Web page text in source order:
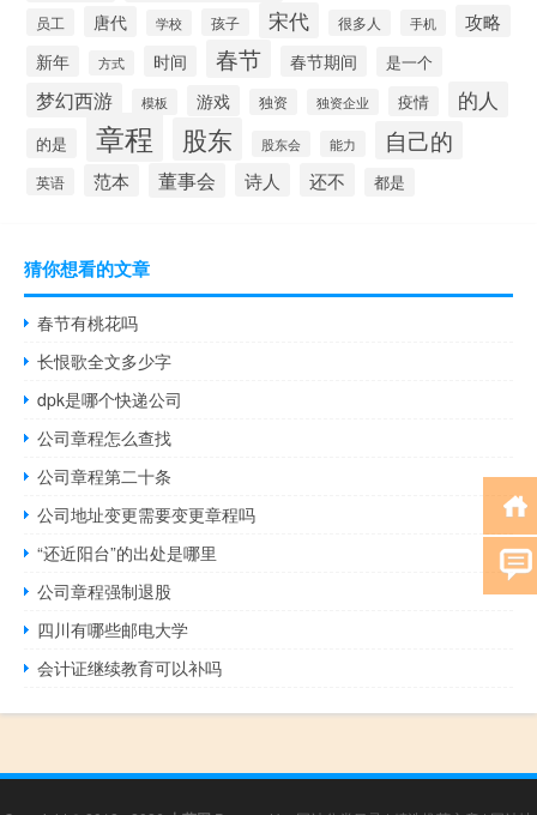
员工 唐代 学校 孩子 宋代 很多人 手机 攻略
新年 方式 时间 春节 春节期间 是一个
梦幻西游 模板 游戏 独资 独资企业 疫情 的人
的是 章程 股东 股东会 能力 自己的
英语 范本 董事会 诗人 还不 都是
猜你想看的文章
春节有桃花吗
长恨歌全文多少字
dpk是哪个快递公司
公司章程怎么查找
公司章程第二十条
公司地址变更需要变更章程吗
“还近阳台”的出处是哪里
公司章程强制退股
四川有哪些邮电大学
会计证继续教育可以补吗